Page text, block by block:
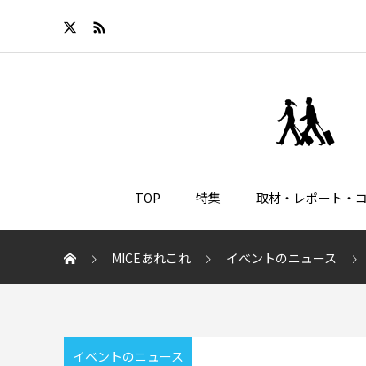
TOP 特集 取材・レポート・
MICEあれこれ イベントのニュース
イベントのニュース